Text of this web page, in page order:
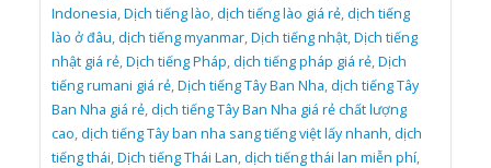
Indonesia,Dịch tiếng lào,dịch tiếng lào giá rẻ,dịch tiếng
lào ở đâu,dịch tiếng myanmar,Dịch tiếng nhật,Dịch tiếng
nhật giá rẻ,Dịch tiếng Pháp,dịch tiếng pháp giá rẻ,Dịch
tiếng rumani giá rẻ,Dịch tiếng Tây Ban Nha,dịch tiếng Tây
Ban Nha giá rẻ,dịch tiếng Tây Ban Nha giá rẻ chất lượng
cao,dịch tiếng Tây ban nha sang tiếng việt lấy nhanh,dịch
tiếng thái,Dịch tiếng Thái Lan,dịch tiếng thái lan miễn phí,